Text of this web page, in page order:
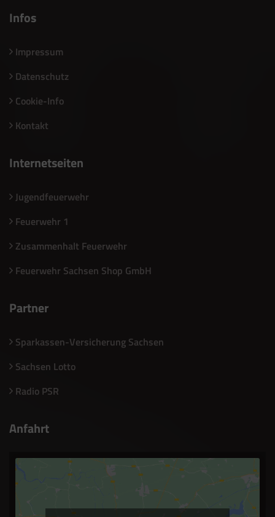
Infos
Impressum
Datenschutz
Cookie-Info
Kontakt
Internetseiten
Jugendfeuerwehr
Feuerwehr 1
Zusammenhalt Feuerwehr
Feuerwehr Sachsen Shop GmbH
Partner
Sparkassen-Versicherung Sachsen
Sachsen Lotto
Radio PSR
Anfahrt